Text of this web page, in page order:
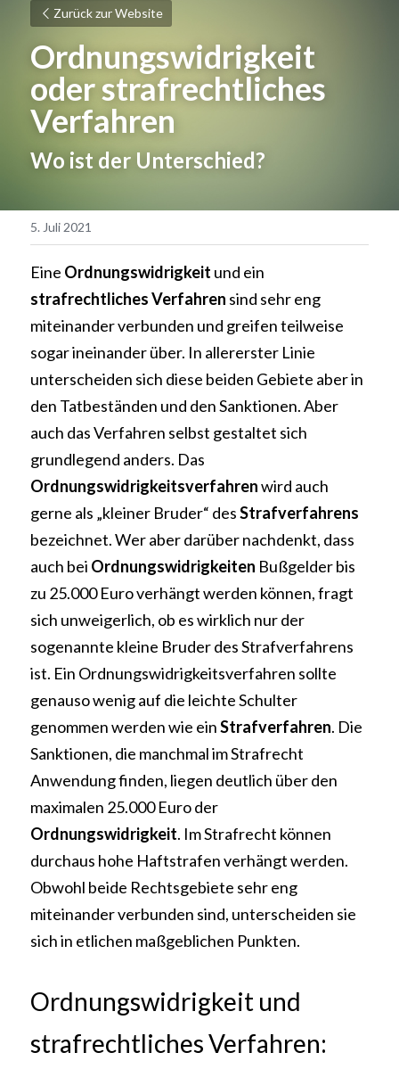
Zurück zur Website
Ordnungswidrigkeit
oder strafrechtliches
Verfahren
Wo ist der Unterschied?
5. Juli 2021
Eine Ordnungswidrigkeit
strafrechtliches Verfahren sind sehr eng
miteinander verbunden und greifen teilweise
sogar ineinander über. In allererster Linie
unterscheiden sich diese beiden Gebiete aber in
den Tatbeständen und den Sanktionen. Aber
auch das Verfahren selbst gestaltet sich
Ordnungswidrigkeitsverfahren wird auch
gerne als „kleiner Bruder“ des
bezeichnet. Wer aber darüber nachdenkt, dass
auch bei Ordnungswidrigkeiten Bußgelder bis
zu 25.000 Euro verhängt werden können, fragt
sich unweigerlich, ob es wirklich nur der
sogenannte kleine Bruder des Strafverfahrens
ist. Ein Ordnungswidrigkeitsverfahren sollte
genauso wenig auf die leichte Schulter
genommen werden wie ein Strafverfahren. Die
Sanktionen, die manchmal im Strafrecht
Anwendung finden, liegen deutlich über den
Ordnungswidrigkeit. Im Strafrecht können
durchaus hohe Haftstrafen verhängt werden.
Obwohl beide Rechtsgebiete sehr eng
miteinander verbunden sind, unterscheiden sie
sich in etlichen maßgeblichen Punkten.
Ordnungswidrigkeit und
strafrechtliches Verfahren: